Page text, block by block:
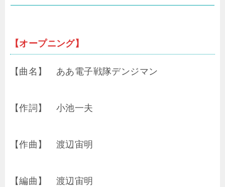
【オープニング】
【曲名】 ああ電子戦隊デンジマン
【作詞】 小池一夫
【作曲】 渡辺宙明
【編曲】 渡辺宙明